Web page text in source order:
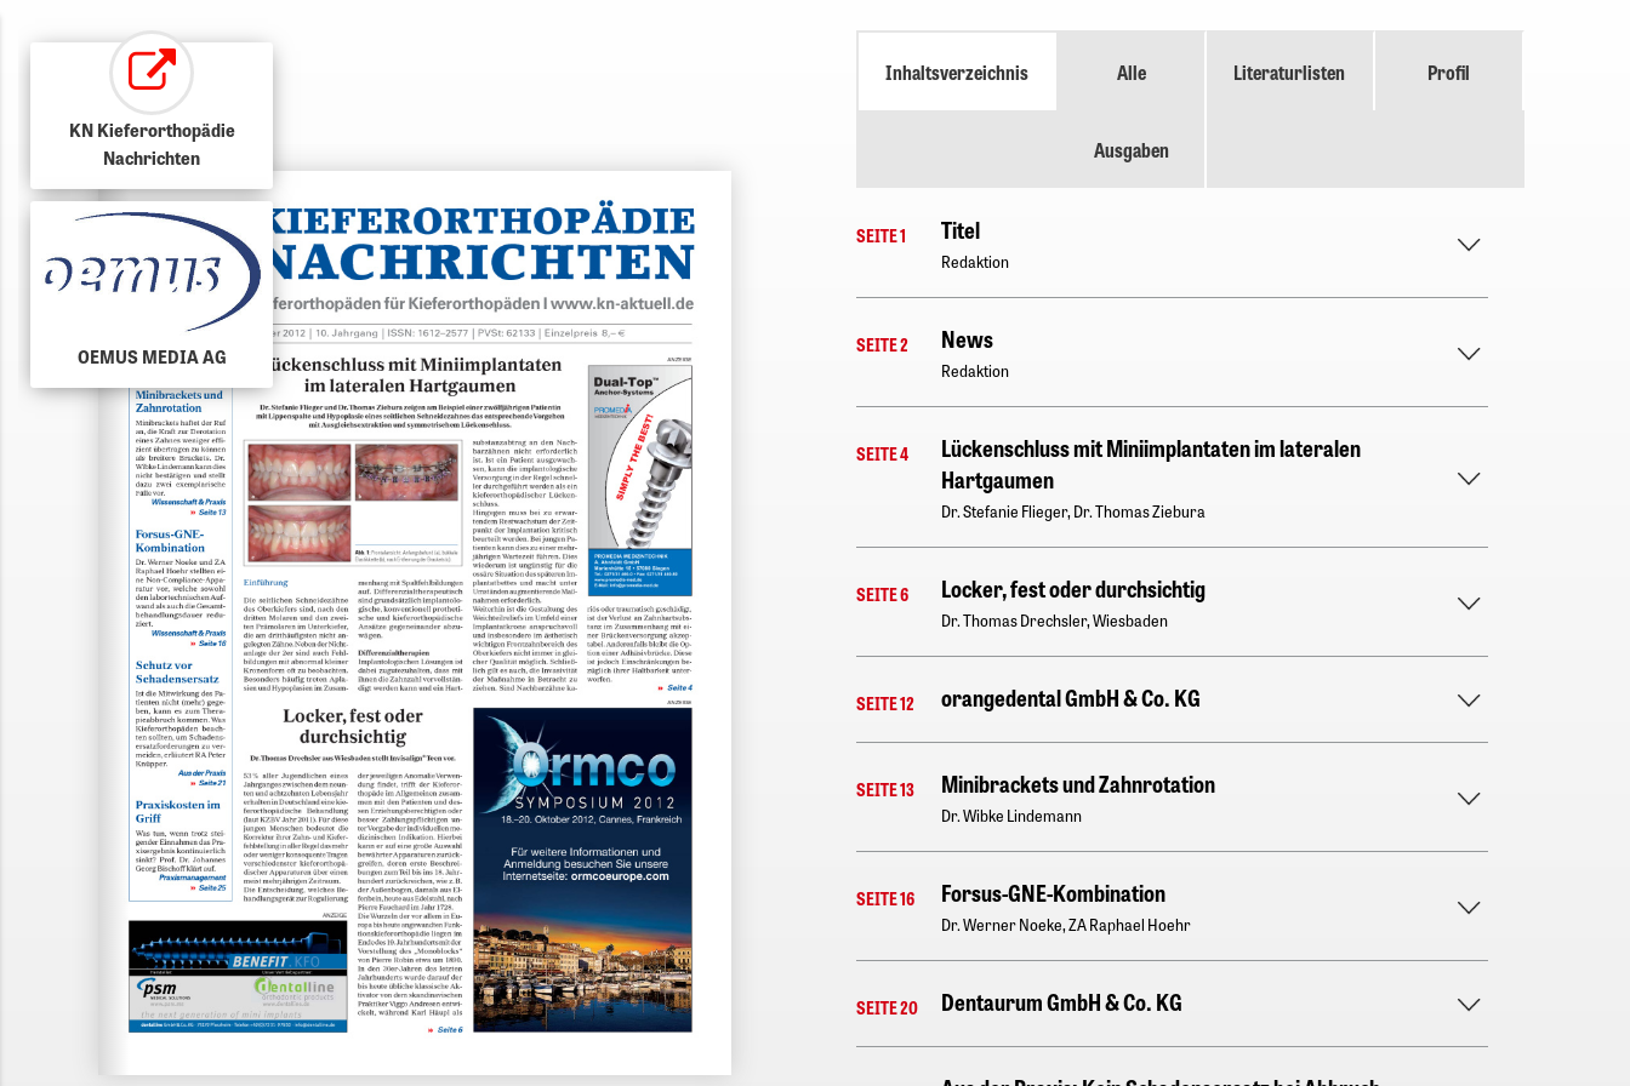
Inhaltsverzeichnis Alle
Ausgaben
Literaturlisten Profil
SEITE 1 Titel
Redaktion
SEITE 2 News
Redaktion
SEITE 4
Lückenschluss mit Miniimplantaten im lateralen
Hartgaumen
Dr. Stefanie Flieger, Dr. Thomas Ziebura
SEITE 6 Locker, fest oder durchsichtig
Dr. Thomas Drechsler, Wiesbaden
SEITE 12 orangedental GmbH & Co. KG
SEITE 13 Minibrackets und Zahnrotation
Dr. Wibke Lindemann
SEITE 16 Forsus-GNE-Kombination
Dr. Werner Noeke, ZA Raphael Hoehr
SEITE 20 Dentaurum GmbH & Co. KG
KN Kieferorthopädie
Nachrichten
OEMUS MEDIA AG